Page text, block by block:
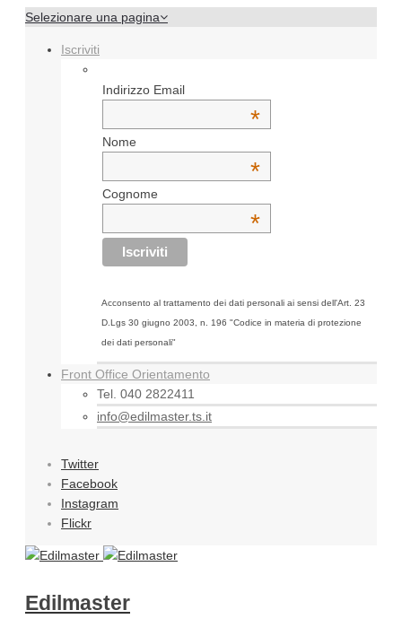
Selezionare una pagina
Iscriviti
Indirizzo Email
*
Nome
*
Cognome
*
Acconsento al trattamento dei dati personali ai sensi dell'Art. 23
D.Lgs 30 giugno 2003, n. 196 "Codice in materia di protezione
dei dati personali"
Front Office Orientamento
Tel. 040 2822411
info@edilmaster.ts.it
Twitter
Facebook
Instagram
Flickr
Edilmaster